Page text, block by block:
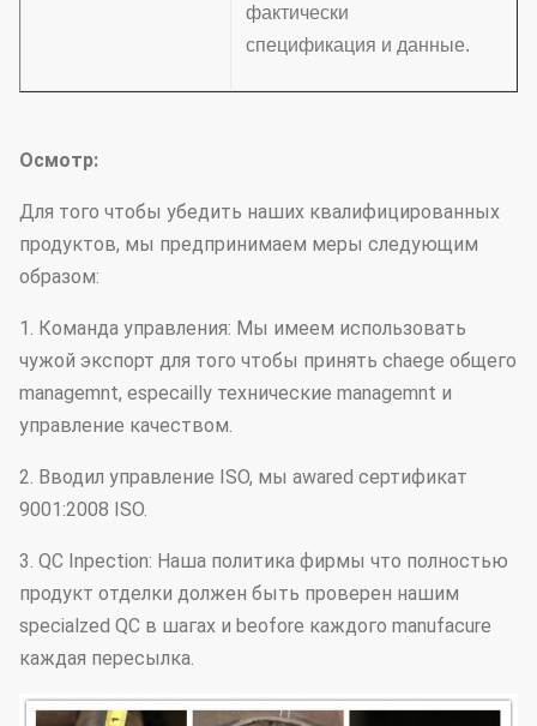
фактически
спецификация и данные.
Осмотр:
Для того чтобы убедить наших квалифицированных
продуктов, мы предпринимаем меры следующим
образом:
1. Команда управления: Мы имеем использовать
чужой экспорт для того чтобы принять chaege общего
managemnt, especailly технические managemnt и
управление качеством.
2. Вводил управление ISO, мы awared сертификат
9001:2008 ISO.
3. QC Inpection: Наша политика фирмы что полностью
продукт отделки должен быть проверен нашим
specialzed QC в шагах и beofore каждого manufacure
каждая пересылка.